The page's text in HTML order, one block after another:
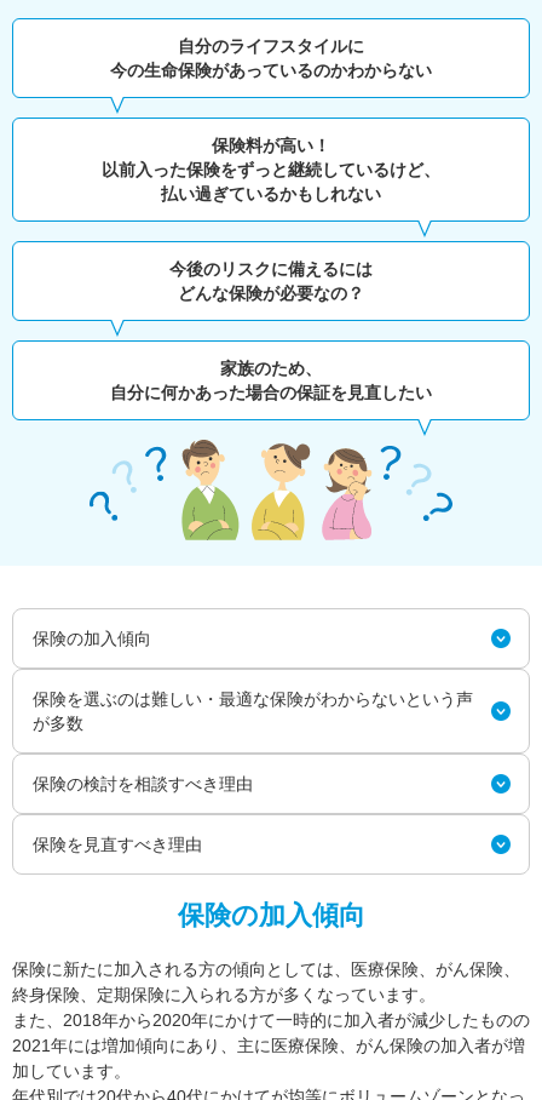
自分のライフスタイルに
今の生命保険があっているのかわからない
保険料が高い！
以前入った保険をずっと継続しているけど、
払い過ぎているかもしれない
今後のリスクに備えるには
どんな保険が必要なの？
家族のため、
自分に何かあった場合の保証を見直したい
保険の加入傾向
保険を選ぶのは難しい・最適な保険がわからないという声
が多数
保険の検討を相談すべき理由
保険を見直すべき理由
保険の加入傾向
保険に新たに加入される方の傾向としては、医療保険、がん保険、
終身保険、定期保険に入られる方が多くなっています。
また、2018年から2020年にかけて一時的に加入者が減少したものの
2021年には増加傾向にあり、主に医療保険、がん保険の加入者が増
加しています。